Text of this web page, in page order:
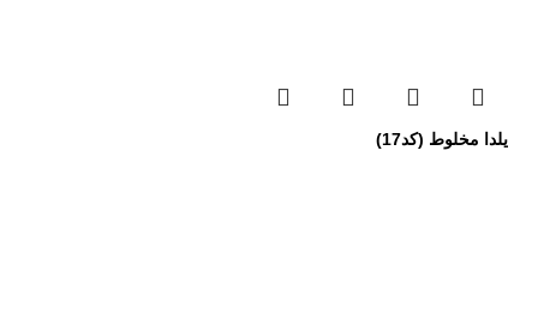
یلدا مخلوط (کد17)